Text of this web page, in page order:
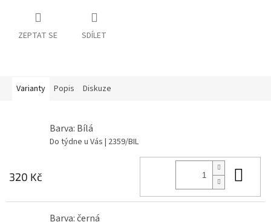
ZEPTAT SE SDÍLET
Varianty Popis Diskuze
Barva: Bílá
Do týdne u Vás | 2359/BIL
320 Kč
Barva: černá